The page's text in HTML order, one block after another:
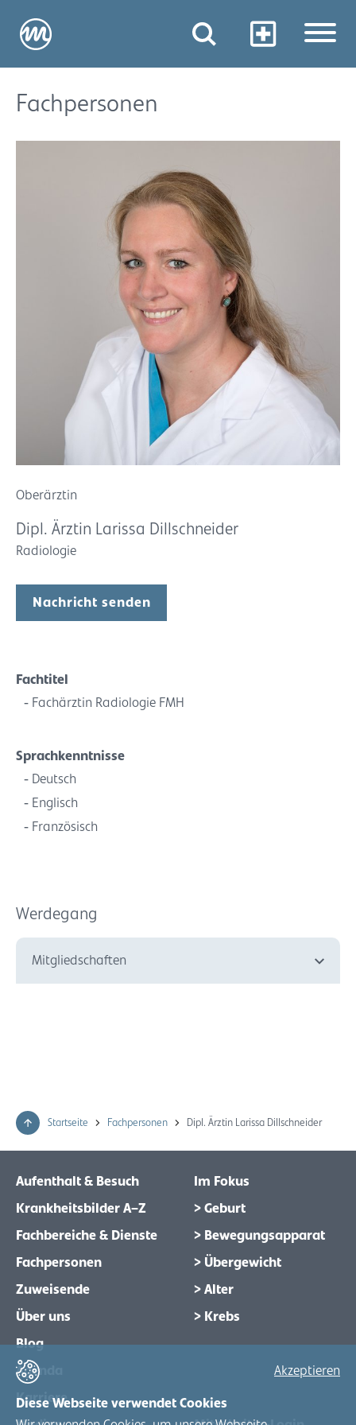
Fachpersonen
Oberärztin
Dipl. Ärztin Larissa Dillschneider
Radiologie
Nachricht senden
Fachtitel
Fachärztin Radiologie FMH
Sprachkenntnisse
Deutsch
Englisch
Französisch
Werdegang
Mitgliedschaften
Diese Webseite verwendet Cookies
Akzeptieren
Startseite Fachpersonen Dipl. Ärztin Larissa Dillschneider
Aufenthalt & Besuch
Krankheitsbilder A–Z
Fachbereiche & Dienste
Fachpersonen
Zuweisende
Über uns
Blog
Agenda
Karriere
Im Fokus
> Geburt
> Bewegungsapparat
> Übergewicht
> Alter
> Krebs